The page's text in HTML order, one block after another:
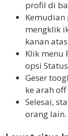
profil di
Kemudian
mengklik
kanan atas
Klik menu
opsi
Geser
ke arah off
Selesai,
orang lain.